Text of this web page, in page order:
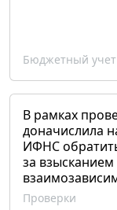
Бюджетный учет
В рамках
доначислила
ИФНС
за
Проверки